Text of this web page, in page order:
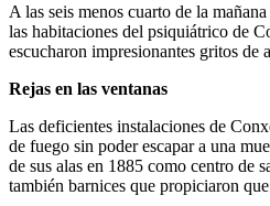
A las seis menos cuarto de la
las habitaciones del psiquiátrico de
escucharon impresionantes gritos de
Rejas en las ventanas
Las deficientes instalaciones de
de fuego sin poder escapar a una
de sus alas en 1885 como centro de
también barnices que propiciaron